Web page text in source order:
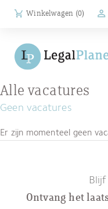
Winkelwagen (0)
Alle vacatures
Geen vacatures
Er zijn momenteel geen
Ontvang het